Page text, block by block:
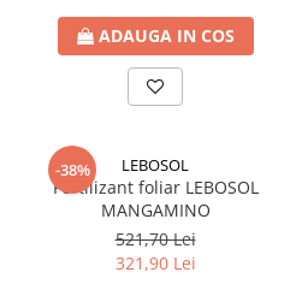
ADAUGA IN COS
-38% LEBOSOL
Fertilizant foliar LEBOSOL
MANGAMINO
521,70 Lei
321,90 Lei